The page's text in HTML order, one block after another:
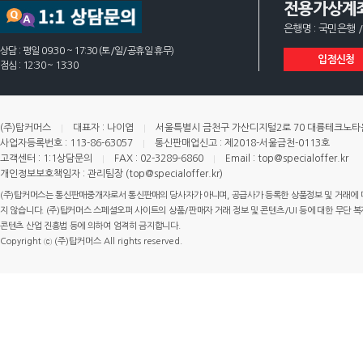
상담 : 평일 09:30 ~ 17:30 (토/일/공휴일 휴무)
점심 : 12:30 ~ 13:30
전용가상계
은행명 : 국민은행
입점신청
(주)탑커머스 대표자 : 나이엽
서울특별시 금천구 가산디지털2로 70 대륭테크노
사업자등록번호 : 113-86-63057
통신판매업신고 : 제2018-서울금천-0113호
고객센터 : 1:1상담문의
FAX : 02-3289-6860
Email : top@specialoffer.kr
개인정보보호책임자 : 관리팀장 (top@specialoffer.kr)
(주)탑커머스는 통신판매중개자로서 통신판매의 당사자가 아니며, 공급사가 등록한 상품정보 및 거래
지 않습니다. (주)탑커머스 스페셜오퍼 사이트의 상품/판매자 거래 정보 및 콘텐츠/UI 등에 대한 무단
콘텐츠 산업 진흥법 등에 의하여 엄격히 금지합니다.
Copyright ⓒ (주)탑커머스 All rights reserved.